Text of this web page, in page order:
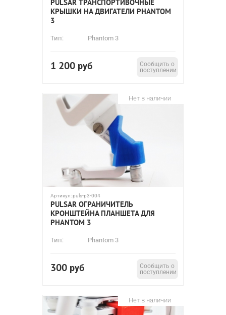
PULSAR ТРАНСПОРТИВОЧНЫЕ
КРЫШКИ НА ДВИГАТЕЛИ PHANTOM
3
Тип: Phantom 3
1 200 руб
Сообщить о
поступлении
Нет в наличии
Артикул:puls-p3-004
PULSAR ОГРАНИЧИТЕЛЬ
КРОНШТЕЙНА ПЛАНШЕТА ДЛЯ
PHANTOM 3
Тип: Phantom 3
300 руб
Сообщить о
поступлении
Нет в наличии